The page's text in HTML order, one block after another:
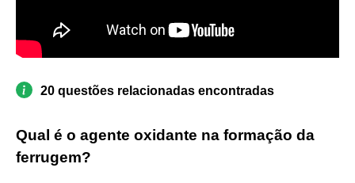
20 questões relacionadas encontradas
Qual é o agente oxidante na formação da
ferrugem?